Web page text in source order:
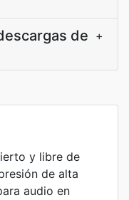
de +
y libre de
de alta
audio en